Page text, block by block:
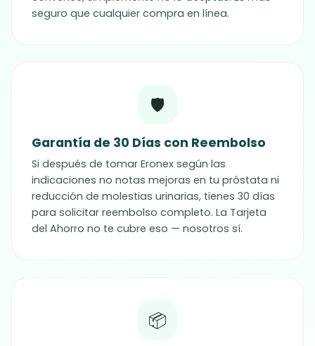
seguro que cualquier compra en línea.
🛡️
Garantía de 30 Días con Reembolso
Si después de tomar Eronex según las
indicaciones no notas mejoras en tu próstata ni
reducción de molestias urinarias, tienes 30 días
para solicitar reembolso completo. La Tarjeta
del Ahorro no te cubre eso — nosotros sí.
📦